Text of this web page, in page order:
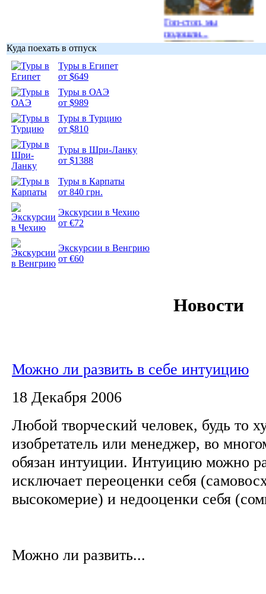
Гоп-стоп, мы
подошли...
Куда поехать в отпуск
Туры в Египет
от $649
Туры в ОАЭ
от $989
Туры в Турцию
от $810
Туры в Шри-Ланку
от $1388
Туры в Карпаты
от 840 грн.
Экскурсии в Чехию
от €72
Экскурсии в Венгрию
от €60
Новости
Можно ли развить в себе интуицию
18 Декабря 2006
Любой творческий человек, будь то
изобретатель или менеджер, во
обязан интуиции. Интуицию можно
исключает переоценки себя
высокомерие) и недооценки себя
Можно ли развить...